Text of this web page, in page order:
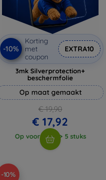
-10%
Korting
met
coupon
EXTRA10
3mk Silverprotection+
beschermfolie
Op maat gemaakt
€ 19,90
€ 17,92
Op voorraad: > 5 stuks
-10%